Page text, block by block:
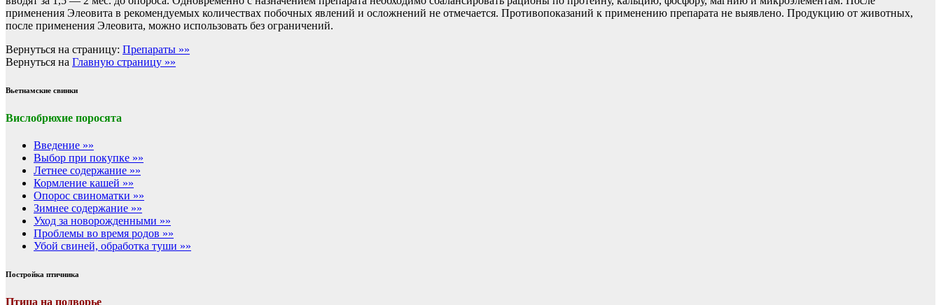
применения Элеовита в рекомендуемых количествах побочных явлений и осложнений не отмечается. Противопоказаний к применению препарата не выявлено. Продукцию от животных,
после применения Элеовита, можно использовать без ограничений.
Вернуться на страницу: Препараты »»
Вернуться на Главную страницу »»
Вьетнамские свинки
Вислобрюхие поросята
Введение »»
Выбор при покупке »»
Летнее содержание »»
Кормление кашей »»
Опорос свиноматки »»
Зимнее содержание »»
Уход за новорожденными »»
Проблемы во время родов »»
Убой свиней, обработка туши »»
Постройка птичника
Птица на подворье